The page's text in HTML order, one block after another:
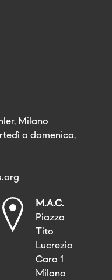
Milano
a domenica,
M.A.C.
Piazza
Tito
Lucrezio
Caro 1
Milano